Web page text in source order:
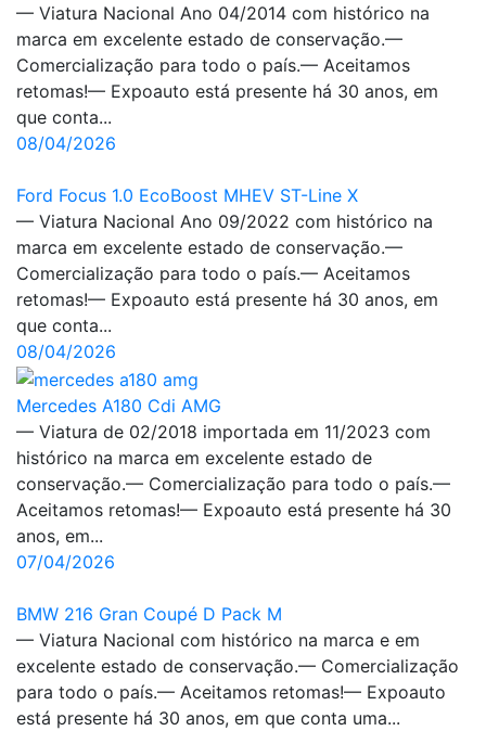
— Viatura Nacional Ano 04/2014 com histórico na
marca em excelente estado de conservação.—
Comercialização para todo o país.— Aceitamos
retomas!— Expoauto está presente há 30 anos, em
que conta...
08/04/2026
Ford Focus 1.0 EcoBoost MHEV ST-Line X
— Viatura Nacional Ano 09/2022 com histórico na
marca em excelente estado de conservação.—
Comercialização para todo o país.— Aceitamos
retomas!— Expoauto está presente há 30 anos, em
que conta...
08/04/2026
Mercedes A180 Cdi AMG
— Viatura de 02/2018 importada em 11/2023 com
histórico na marca em excelente estado de
conservação.— Comercialização para todo o país.—
Aceitamos retomas!— Expoauto está presente há 30
anos, em...
07/04/2026
BMW 216 Gran Coupé D Pack M
— Viatura Nacional com histórico na marca e em
excelente estado de conservação.— Comercialização
para todo o país.— Aceitamos retomas!— Expoauto
está presente há 30 anos, em que conta uma...